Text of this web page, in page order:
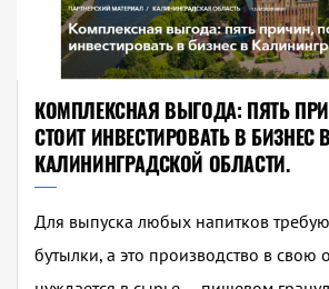
КОМПЛЕКСНАЯ ВЫГОДА: ПЯТЬ
СТОИТ ИНВЕСТИРОВАТЬ В БИЗНЕС В
КАЛИНИНГРАДСКОЙ ОБЛАСТИ.
Для выпуска любых напитков
бутылки, а это производство в свою